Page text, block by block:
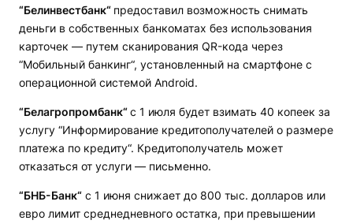
“Белинвестбанк“ предоставил возможность снимать
деньги в собственных банкоматах без использования
карточек — путем сканирования QR-кода через
“Мобильный банкинг“, установленный на смартфоне с
операционной системой Android.
“Белагропромбанк“с 1 июля будет взимать 40 копеек за
услугу “Информирование кредитополучателей о размере
платежа по кредиту“. Кредитополучатель может
отказаться от услуги — письменно.
“БНБ-Банк“ с 1 июня снижает до 800 тыс. долларов или
евро лимит среднедневного остатка, при превышении